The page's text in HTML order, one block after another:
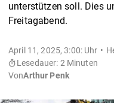
unterstützen soll. Dies
Freitagabend.
April 11, 2025, 3:00: Uhr
Lesedauer: 2 Minuten
VonArthur Penk